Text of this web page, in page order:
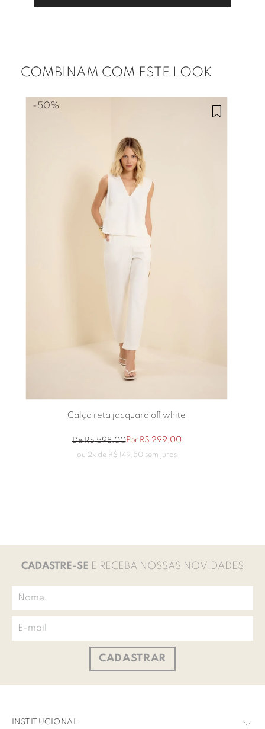
COMBINAM COM ESTE LOOK
-50%
Calça reta jacquard off white
DeR$ 598,00Por R$ 299,00
ou 2x de R$ 149 50sem juros
CADASTRE-SE E RECEBA NOSSAS NOVIDADES
CADASTRAR
INSTITUCIONAL